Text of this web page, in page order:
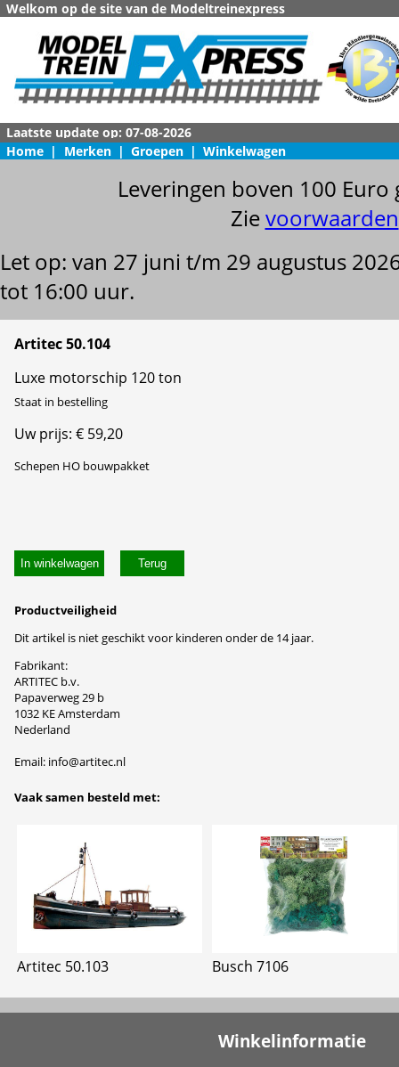
Welkom op de site van de Modeltreinexpress
Home | Merken | Groepen | Winkelwagen
Leveringen boven 100
Zievoorwaarden
Let op: van 27 juni t/m 29 augustus
tot 16:00 uur.
Artitec 50.104
Luxe motorschip 120 ton
Staat in bestelling
Uw prijs: € 59,20
Schepen HO bouwpakket
In winkelwagen
Productveiligheid
Dit artikel is niet geschikt voor kinderen onder de 14 jaar.
Fabrikant:
ARTITEC b.v.
Papaverweg 29 b
1032 KE Amsterdam
Nederland
Email: info@artitec.nl
Vaak samen besteld met:
Artitec 50.103 Busch 7106
Winkelinformatie